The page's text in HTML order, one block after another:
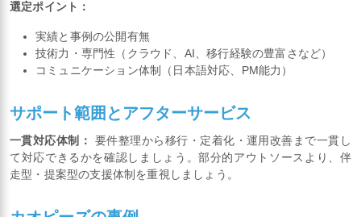
選定ポイント：
実績と事例の公開有無
技術力・専門性（クラウド、AI、移行経験の豊富さなど）
コミュニケーション体制（日本語対応、PM能力）
サポート範囲とアフターサービス
一貫対応体制：
要件整理から移行・定着化・運用改善まで一貫し
て対応できるかを確認しましょう。部分的アウトソースより、伴
走型・提案型の支援体制を重視しましょう。